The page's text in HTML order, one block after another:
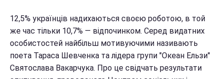
12,5% українців надихаються своєю роботою, в той
же час тільки 10,7% — відпочинком. Серед видатних
особистостей найбільш мотивуючими називають
поета Тараса Шевченка та лідера групи "Океан Ельзи"
Святослава Вакарчука. Про це свідчать результати